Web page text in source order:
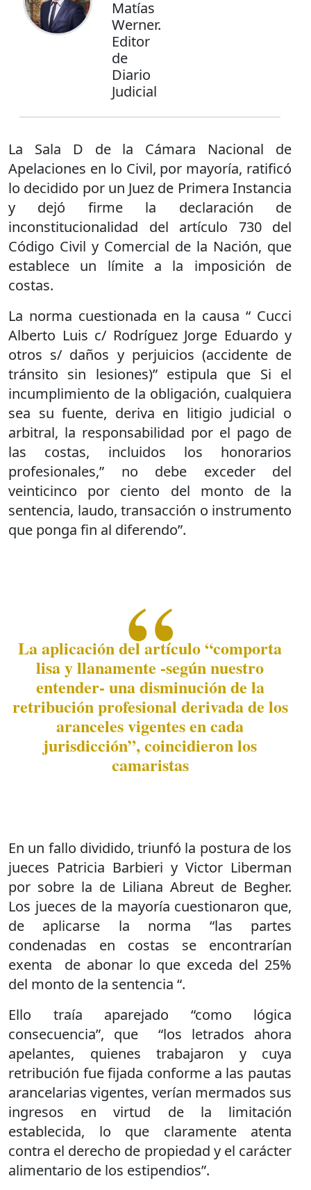
Matías
Werner.
Editor
de
Diario
Judicial
La Sala D de la Cámara Nacional de
Apelaciones en lo Civil, por mayoría, ratificó
lo decidido por un Juez de Primera Instancia
y dejó firme la declaración de
inconstitucionalidad del artículo 730 del
Código Civil y Comercial de la Nación, que
establece un límite a la imposición de
costas.
La norma cuestionada en la causa “ Cucci
Alberto Luis c/ Rodríguez Jorge Eduardo y
otros s/ daños y perjuicios (accidente de
tránsito sin lesiones)” estipula que Si el
incumplimiento de la obligación, cualquiera
sea su fuente, deriva en litigio judicial o
arbitral, la responsabilidad por el pago de
las costas, incluidos los honorarios
profesionales,” no debe exceder del
veinticinco por ciento del monto de la
sentencia, laudo, transacción o instrumento
que ponga fin al diferendo”.
La aplicación del artículo “comporta
lisa y llanamente -según nuestro
entender- una disminución de la
retribución profesional derivada de los
aranceles vigentes en cada
jurisdicción”, coincidieron los
camaristas
En un fallo dividido, triunfó la postura de los
jueces Patricia Barbieri y Victor Liberman
por sobre la de Liliana Abreut de Begher.
Los jueces de la mayoría cuestionaron que,
de aplicarse la norma “las partes
condenadas en costas se encontrarían
exenta de abonar lo que exceda del 25%
del monto de la sentencia “.
Ello traía aparejado “como lógica
consecuencia”, que “los letrados ahora
apelantes, quienes trabajaron y cuya
retribución fue fijada conforme a las pautas
arancelarias vigentes, verían mermados sus
ingresos en virtud de la limitación
establecida, lo que claramente atenta
contra el derecho de propiedad y el carácter
alimentario de los estipendios”.